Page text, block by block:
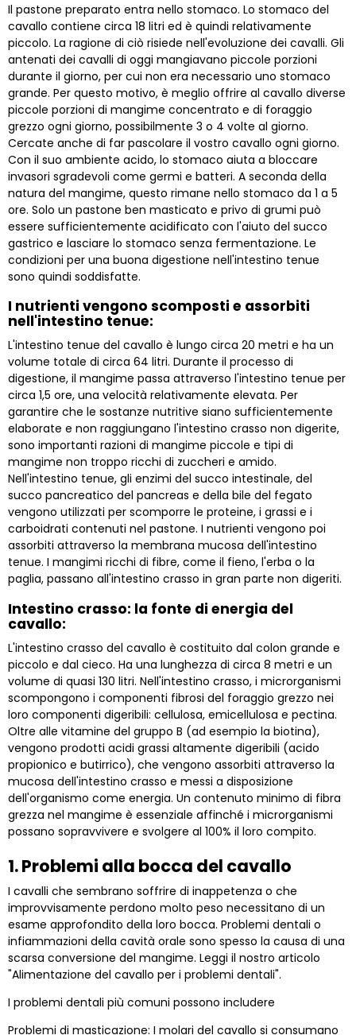
Il pastone preparato entra nello stomaco. Lo stomaco del
cavallo contiene circa 18 litri ed è quindi relativamente
piccolo. La ragione di ciò risiede nell'evoluzione dei cavalli. Gli
antenati dei cavalli di oggi mangiavano piccole porzioni
durante il giorno, per cui non era necessario uno stomaco
grande. Per questo motivo, è meglio offrire al cavallo diverse
piccole porzioni di mangime concentrato e di foraggio
grezzo ogni giorno, possibilmente 3 o 4 volte al giorno.
Cercate anche di far pascolare il vostro cavallo ogni giorno.
Con il suo ambiente acido, lo stomaco aiuta a bloccare
invasori sgradevoli come germi e batteri. A seconda della
natura del mangime, questo rimane nello stomaco da 1 a 5
ore. Solo un pastone ben masticato e privo di grumi può
essere sufficientemente acidificato con l'aiuto del succo
gastrico e lasciare lo stomaco senza fermentazione. Le
condizioni per una buona digestione nell'intestino tenue
sono quindi soddisfatte.
I nutrienti vengono scomposti e assorbiti
nell'intestino tenue:
L'intestino tenue del cavallo è lungo circa 20 metri e ha un
volume totale di circa 64 litri. Durante il processo di
digestione, il mangime passa attraverso l'intestino tenue per
circa 1,5 ore, una velocità relativamente elevata. Per
garantire che le sostanze nutritive siano sufficientemente
elaborate e non raggiungano l'intestino crasso non digerite,
sono importanti razioni di mangime piccole e tipi di
mangime non troppo ricchi di zuccheri e amido.
Nell'intestino tenue, gli enzimi del succo intestinale, del
succo pancreatico del pancreas e della bile del fegato
vengono utilizzati per scomporre le proteine, i grassi e i
carboidrati contenuti nel pastone. I nutrienti vengono poi
assorbiti attraverso la membrana mucosa dell'intestino
tenue. I mangimi ricchi di fibre, come il fieno, l'erba o la
paglia, passano all'intestino crasso in gran parte non digeriti.
Intestino crasso: la fonte di energia del
cavallo:
L'intestino crasso del cavallo è costituito dal colon grande e
piccolo e dal cieco. Ha una lunghezza di circa 8 metri e un
volume di quasi 130 litri. Nell'intestino crasso, i microrganismi
scompongono i componenti fibrosi del foraggio grezzo nei
loro componenti digeribili: cellulosa, emicellulosa e pectina.
Oltre alle vitamine del gruppo B (ad esempio la biotina),
vengono prodotti acidi grassi altamente digeribili (acido
propionico e butirrico), che vengono assorbiti attraverso la
mucosa dell'intestino crasso e messi a disposizione
dell'organismo come energia. Un contenuto minimo di fibra
grezza nel mangime è essenziale affinché i microrganismi
possano sopravvivere e svolgere al 100% il loro compito.
1. Problemi alla bocca del cavallo
I cavalli che sembrano soffrire di inappetenza o che
improvvisamente perdono molto peso necessitano di un
esame approfondito della loro bocca. Problemi dentali o
infiammazioni della cavità orale sono spesso la causa di una
scarsa conversione del mangime. Leggi il nostro articolo
"Alimentazione del cavallo per i problemi dentali".
I problemi dentali più comuni possono includere
Problemi di masticazione: I molari del cavallo si consumano